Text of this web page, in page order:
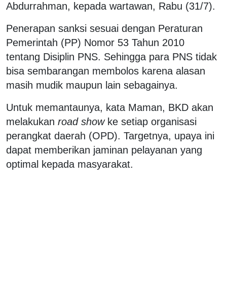
Abdurrahman, kepada wartawan, Rabu (31/7).
Penerapan sanksi sesuai dengan Peraturan
Pemerintah (PP) Nomor 53 Tahun 2010
tentang Disiplin PNS. Sehingga para PNS tidak
bisa sembarangan membolos karena alasan
masih mudik maupun lain sebagainya.
Untuk memantaunya, kata Maman, BKD akan
melakukan road showke setiap organisasi
perangkat daerah (OPD). Targetnya, upaya ini
dapat memberikan jaminan pelayanan yang
optimal kepada masyarakat.